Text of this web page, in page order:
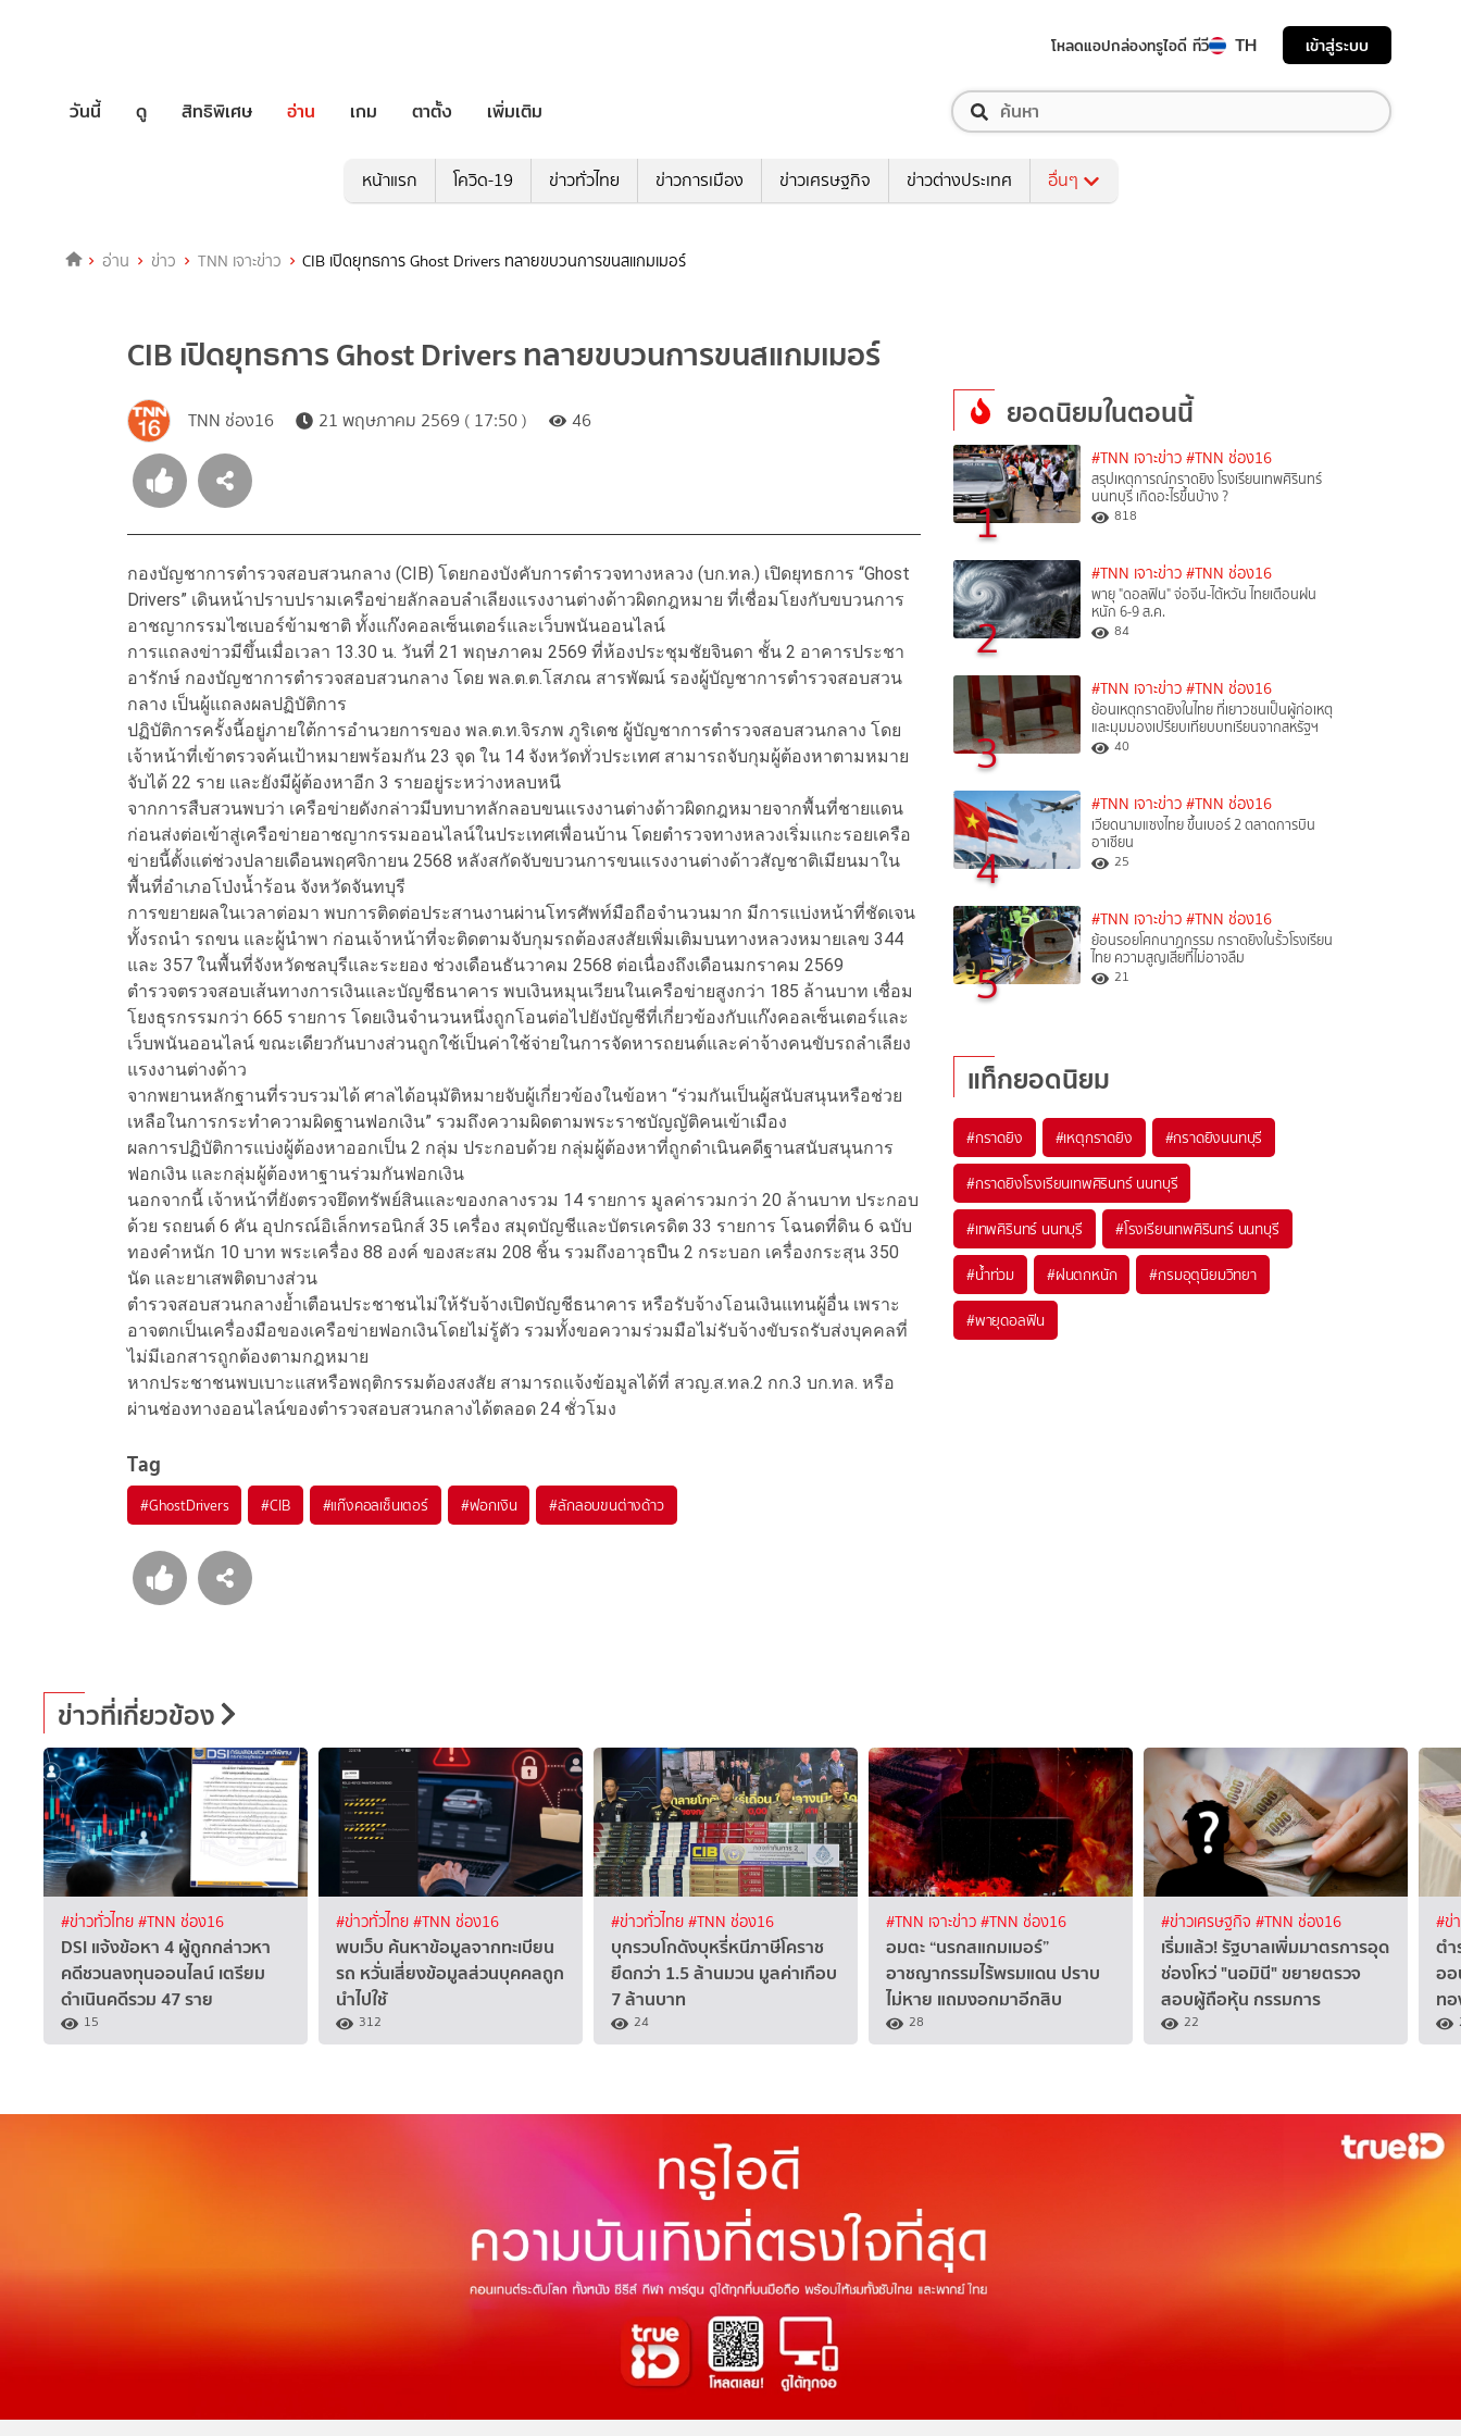
โหลดแอปกล่องทรูไอดี ทีวี TH เข้าสู่ระบบ
วันนี้ ดู สิทธิพิเศษ อ่าน เกม ตาตั้ง เพิ่มเติม
หน้าแรก โควิด-19 ข่าวทั่วไทย ข่าวการเมือง ข่าวเศรษฐกิจ ข่าวต่างประเทศ อื่นๆ
อ่าน ข่าว TNN เจาะข่าว CIB เปิดยุทธการ Ghost Drivers ทลายขบวนการขนสแกมเมอร์
CIB เปิดยุทธการ Ghost Drivers ทลายขบวนการขนสแกมเมอร์
TNN ช่อง16 21 พฤษภาคม 2569 ( 17:50 ) 46
กองบัญชาการตำรวจสอบสวนกลาง (CIB) โดยกองบังคับการตำรวจทางหลวง (บก.ทล.) เปิดยุทธการ “Ghost
Drivers” เดินหน้าปราบปรามเครือข่ายลักลอบลำเลียงแรงงานต่างด้าวผิดกฎหมาย ที่เชื่อมโยงกับขบวนการ
อาชญากรรมไซเบอร์ข้ามชาติ ทั้งแก๊งคอลเซ็นเตอร์และเว็บพนันออนไลน์
การแถลงข่าวมีขึ้นเมื่อเวลา 13.30 น. วันที่ 21 พฤษภาคม 2569 ที่ห้องประชุมชัยจินดา ชั้น 2 อาคารประชา
อารักษ์ กองบัญชาการตำรวจสอบสวนกลาง โดย พล.ต.ต.โสภณ สารพัฒน์ รองผู้บัญชาการตำรวจสอบสวน
กลาง เป็นผู้แถลงผลปฏิบัติการ
ปฏิบัติการครั้งนี้อยู่ภายใต้การอำนวยการของ พล.ต.ท.จิรภพ ภูริเดช ผู้บัญชาการตำรวจสอบสวนกลาง โดย
เจ้าหน้าที่เข้าตรวจค้นเป้าหมายพร้อมกัน 23 จุด ใน 14 จังหวัดทั่วประเทศ สามารถจับกุมผู้ต้องหาตามหมาย
จับได้ 22 ราย และยังมีผู้ต้องหาอีก 3 รายอยู่ระหว่างหลบหนี
จากการสืบสวนพบว่า เครือข่ายดังกล่าวมีบทบาทลักลอบขนแรงงานต่างด้าวผิดกฎหมายจากพื้นที่ชายแดน
ก่อนส่งต่อเข้าสู่เครือข่ายอาชญากรรมออนไลน์ในประเทศเพื่อนบ้าน โดยตำรวจทางหลวงเริ่มแกะรอยเครือ
ข่ายนี้ตั้งแต่ช่วงปลายเดือนพฤศจิกายน 2568 หลังสกัดจับขบวนการขนแรงงานต่างด้าวสัญชาติเมียนมาใน
พื้นที่อำเภอโป่งน้ำร้อน จังหวัดจันทบุรี
การขยายผลในเวลาต่อมา พบการติดต่อประสานงานผ่านโทรศัพท์มือถือจำนวนมาก มีการแบ่งหน้าที่ชัดเจน
ทั้งรถนำ รถขน และผู้นำพา ก่อนเจ้าหน้าที่จะติดตามจับกุมรถต้องสงสัยเพิ่มเติมบนทางหลวงหมายเลข 344
และ 357 ในพื้นที่จังหวัดชลบุรีและระยอง ช่วงเดือนธันวาคม 2568 ต่อเนื่องถึงเดือนมกราคม 2569
ตำรวจตรวจสอบเส้นทางการเงินและบัญชีธนาคาร พบเงินหมุนเวียนในเครือข่ายสูงกว่า 185 ล้านบาท เชื่อม
โยงธุรกรรมกว่า 665 รายการ โดยเงินจำนวนหนึ่งถูกโอนต่อไปยังบัญชีที่เกี่ยวข้องกับแก๊งคอลเซ็นเตอร์และ
เว็บพนันออนไลน์ ขณะเดียวกันบางส่วนถูกใช้เป็นค่าใช้จ่ายในการจัดหารถยนต์และค่าจ้างคนขับรถลำเลียง
แรงงานต่างด้าว
จากพยานหลักฐานที่รวบรวมได้ ศาลได้อนุมัติหมายจับผู้เกี่ยวข้องในข้อหา “ร่วมกันเป็นผู้สนับสนุนหรือช่วย
เหลือในการกระทำความผิดฐานฟอกเงิน” รวมถึงความผิดตามพระราชบัญญัติคนเข้าเมือง
ผลการปฏิบัติการแบ่งผู้ต้องหาออกเป็น 2 กลุ่ม ประกอบด้วย กลุ่มผู้ต้องหาที่ถูกดำเนินคดีฐานสนับสนุนการ
ฟอกเงิน และกลุ่มผู้ต้องหาฐานร่วมกันฟอกเงิน
นอกจากนี้ เจ้าหน้าที่ยังตรวจยึดทรัพย์สินและของกลางรวม 14 รายการ มูลค่ารวมกว่า 20 ล้านบาท ประกอบ
ด้วย รถยนต์ 6 คัน อุปกรณ์อิเล็กทรอนิกส์ 35 เครื่อง สมุดบัญชีและบัตรเครดิต 33 รายการ โฉนดที่ดิน 6 ฉบับ
ทองคำหนัก 10 บาท พระเครื่อง 88 องค์ ของสะสม 208 ชิ้น รวมถึงอาวุธปืน 2 กระบอก เครื่องกระสุน 350
นัด และยาเสพติดบางส่วน
ตำรวจสอบสวนกลางย้ำเตือนประชาชนไม่ให้รับจ้างเปิดบัญชีธนาคาร หรือรับจ้างโอนเงินแทนผู้อื่น เพราะ
อาจตกเป็นเครื่องมือของเครือข่ายฟอกเงินโดยไม่รู้ตัว รวมทั้งขอความร่วมมือไม่รับจ้างขับรถรับส่งบุคคลที่
ไม่มีเอกสารถูกต้องตามกฎหมาย
หากประชาชนพบเบาะแสหรือพฤติกรรมต้องสงสัย สามารถแจ้งข้อมูลได้ที่ สวญ.ส.ทล.2 กก.3 บก.ทล. หรือ
ผ่านช่องทางออนไลน์ของตำรวจสอบสวนกลางได้ตลอด 24 ชั่วโมง
Tag
#GhostDrivers #CIB #แก๊งคอลเซ็นเตอร์ #ฟอกเงิน #ลักลอบขนต่างด้าว
ยอดนิยมในตอนนี้
1
#TNN เจาะข่าว #TNN ช่อง16
สรุปเหตุการณ์กราดยิง โรงเรียนเทพศิรินทร์
นนทบุรี เกิดอะไรขึ้นบ้าง ?
818
2
#TNN เจาะข่าว #TNN ช่อง16
พายุ "ดอลฟิน" จ่อจีน-ไต้หวัน ไทยเตือนฝน
หนัก 6-9 ส.ค.
84
3
#TNN เจาะข่าว #TNN ช่อง16
ย้อนเหตุกราดยิงในไทย ที่เยาวชนเป็นผู้ก่อเหตุ
และมุมมองเปรียบเทียบบทเรียนจากสหรัฐฯ
40
4
#TNN เจาะข่าว #TNN ช่อง16
เวียดนามแซงไทย ขึ้นเบอร์ 2 ตลาดการบิน
อาเซียน
25
5
#TNN เจาะข่าว #TNN ช่อง16
ย้อนรอยโศกนาฏกรรม กราดยิงในรั้วโรงเรียน
ไทย ความสูญเสียที่ไม่อาจลืม
21
แท็กยอดนิยม
#กราดยิง #เหตุกราดยิง #กราดยิงนนทบุรี
#กราดยิงโรงเรียนเทพศิรินทร์ นนทบุรี
#เทพศิรินทร์ นนทบุรี #โรงเรียนเทพศิรินทร์ นนทบุรี
#น้ำท่วม #ฝนตกหนัก #กรมอุตุนิยมวิทยา
#พายุดอลฟิน
ข่าวที่เกี่ยวข้อง
#ข่าวทั่วไทย#TNN ช่อง16
DSI แจ้งข้อหา 4 ผู้ถูกกล่าวหา
คดีชวนลงทุนออนไลน์ เตรียม
ดำเนินคดีรวม 47 ราย
15
#ข่าวทั่วไทย#TNN ช่อง16
พบเว็บ ค้นหาข้อมูลจากทะเบียน
รถ หวั่นเสี่ยงข้อมูลส่วนบุคคลถูก
นำไปใช้
312
#ข่าวทั่วไทย#TNN ช่อง16
บุกรวบโกดังบุหรี่หนีภาษีโคราช
ยึดกว่า 1.5 ล้านมวน มูลค่าเกือบ
7 ล้านบาท
24
#TNN เจาะข่าว#TNN ช่อง16
อมตะ “นรกสแกมเมอร์”
อาชญากรรมไร้พรมแดน ปราบ
ไม่หาย แถมงอกมาอีกสิบ
28
#ข่าวเศรษฐกิจ #TNN ช่อง16
เริ่มแล้ว! รัฐบาลเพิ่มมาตรการอุด
ช่องโหว่ "นอมินี" ขยายตรวจ
สอบผู้ถือหุ้น กรรมการ
22
#ข่
ตำ
อ
ท